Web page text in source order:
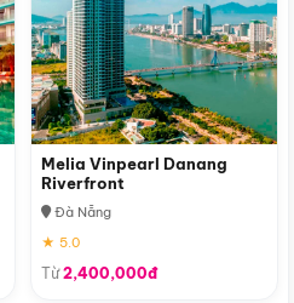
Melia Vinpearl Danang
Riverfront
Đà Nẵng
★ 5.0
Từ2,400,000đ